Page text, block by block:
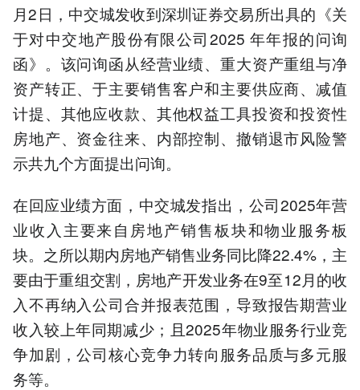
月2日，中交城发收到深圳证券交易所出具的《关
于对中交地产股份有限公司2025 年年报的问询
函》。该问询函从经营业绩、重大资产重组与净
资产转正、于主要销售客户和主要供应商、减值
计提、其他应收款、其他权益工具投资和投资性
房地产、资金往来、内部控制、撤销退市风险警
示共九个方面提出问询。
在回应业绩方面，中交城发指出，公司2025年营
业收入主要来自房地产销售板块和物业服务板
块。之所以期内房地产销售业务同比降22.4%，主
要由于重组交割，房地产开发业务在9至12月的收
入不再纳入公司合并报表范围，导致报告期营业
收入较上年同期减少；且2025年物业服务行业竞
争加剧，公司核心竞争力转向服务品质与多元服
务等。